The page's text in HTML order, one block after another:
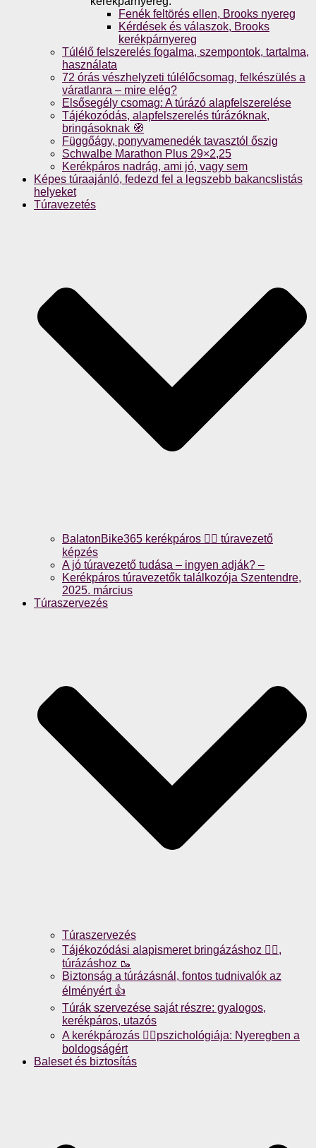
Fenék feltörés ellen, Brooks nyereg
Kérdések és válaszok, Brooks
kerékpárnyereg
Túlélő felszerelés fogalma, szempontok, tartalma,
használata
72 órás vészhelyzeti túlélőcsomag, felkészülés a
váratlanra – mire elég?
Elsősegély csomag: A túrázó alapfelszerelése
Tájékozódás, alapfelszerelés túrázóknak,
bringásoknak 🧭
Függőágy, ponyvamenedék tavasztól őszig
Schwalbe Marathon Plus 29×2,25
Kerékpáros nadrág, ami jó, vagy sem
Képes túraajánló, fedezd fel a legszebb bakancslistás
helyeket
Túravezetés
BalatonBike365 kerékpáros 🚴‍♀️ túravezető
képzés
A jó túravezető tudása – ingyen adják? –
Kerékpáros túravezetők találkozója Szentendre,
2025. március
Túraszervezés
Túraszervezés
Tájékozódási alapismeret bringázáshoz 🚴‍♀️,
túrázáshoz 🥾
Biztonság a túrázásnál, fontos tudnivalók az
élményért 👍
Túrák szervezése saját részre: gyalogos,
kerékpáros, utazós
A kerékpározás 🚴‍♀️pszichológiája: Nyeregben a
boldogságért
Baleset és biztosítás